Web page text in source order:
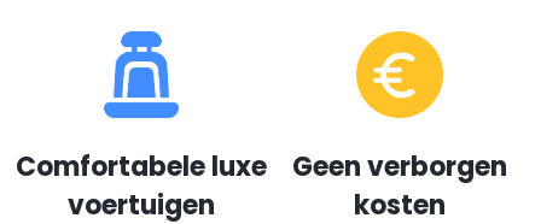
Comfortabele luxe
voertuigen
Geen verborgen
kosten